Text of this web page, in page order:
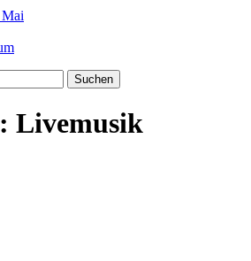
Livemusik